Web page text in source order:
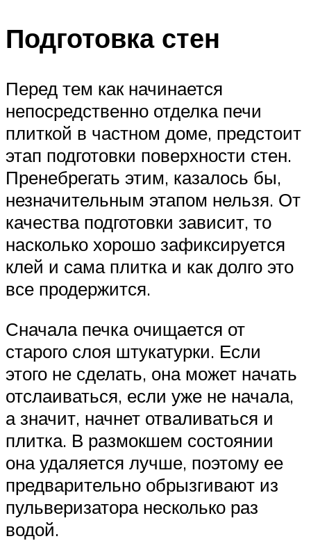
Подготовка стен
Перед тем как начинается
непосредственно отделка печи
плиткой в частном доме, предстоит
этап подготовки поверхности стен.
Пренебрегать этим, казалось бы,
незначительным этапом нельзя. От
качества подготовки зависит, то
насколько хорошо зафиксируется
клей и сама плитка и как долго это
все продержится.
Сначала печка очищается от
старого слоя штукатурки. Если
этого не сделать, она может начать
отслаиваться, если уже не начала,
а значит, начнет отваливаться и
плитка. В размокшем состоянии
она удаляется лучше, поэтому ее
предварительно обрызгивают из
пульверизатора несколько раз
водой.